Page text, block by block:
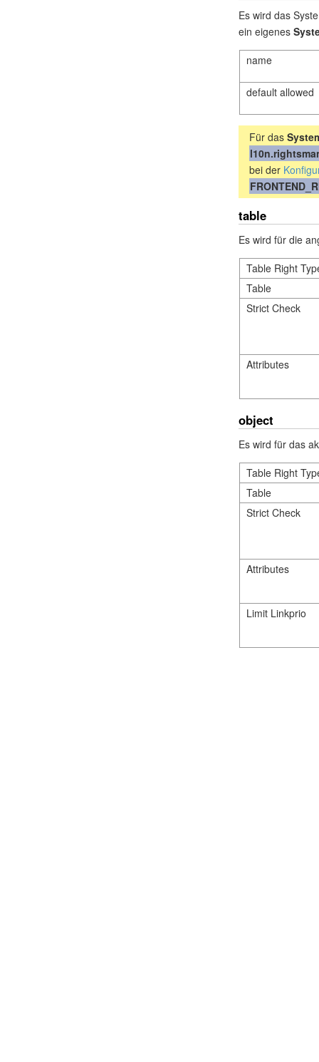
Es wird das
ein eigenes
name
default allowed
Für das
bei der
table
Es wird für die
Table Right
Table
Strict Check
Attributes
object
Es wird für das
Table Right
Table
Strict Check
Attributes
Limit Linkprio